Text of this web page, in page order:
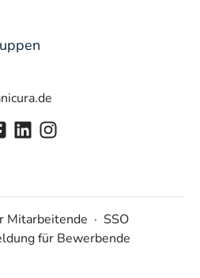
Mitarbeitende · SSO
für Bewerbende